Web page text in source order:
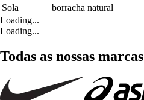
Sola
borracha natural
Loading...
Loading...
Todas as nossas marcas